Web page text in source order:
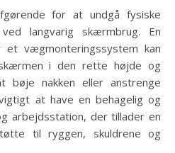
for at undgå fysiske
langvarig skærmbrug. En
vægmonteringssystem kan
i den rette højde og
bøje nakken eller anstrenge
at have en behagelig og
arbejdsstation, der tillader en
til ryggen, skuldrene og